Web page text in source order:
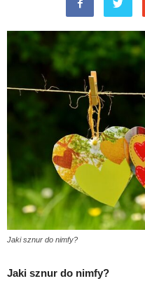
Jaki sznur do nimfy?
Jaki sznur do nimfy?